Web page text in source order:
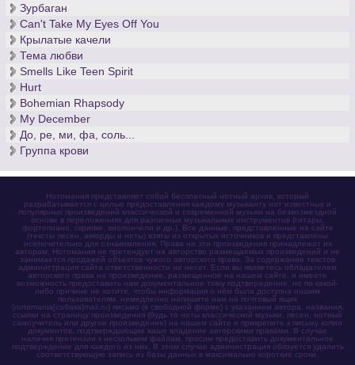
Зурбаган
Can't Take My Eyes Off You
Крылатые качели
Тема любви
Smells Like Teen Spirit
Hurt
Bohemian Rhapsody
My December
До, ре, ми, фа, соль...
Группа крови
Нотомания представляет собой бесплатный нотный архив, который
разрабатывается с целью предоставления каждому музыканту нот известных и
популярных произведений классической и современной музыки на безвозмездной
основе в переложениях для различных музыкальных инструментов (гитары,
фортепиано, скрипки, виолончели и др.). Все данные, представленные на сайте
(тексты песен, аккорды и ноты) взяты из открытых источников и представлены
исключительно для ознакомления. Права на эти произведения принадлежат их
авторам. Нотомания не претендует на авторство размещаемых произведений и не
занимается продажей объектов чужого авторского права. За содержание текстов
администрация сайта ответственности не несет. Если вы являетесь обладателем
авторского права на произведение, размещенное на нашем сайте, и имеете
возможность предоставить нам документальное тому подтверждение, но по какой-
либо причине не хотите, чтобы информация о нём была доступна нашим
пользователям, немедленно напишите нам на почтовый ящик
(notomania[собака]mail.ru) письмо (в свободной форме) с указанием автора, названия,
ссылки на страницу произведения (будь то ноты классической музыки, песен, нотный
самоучитель или другое произведение) на нашем сайте и прикрепите к письму копии
документов, подтверждающие ваше владение авторскими правами. В случае
наличия претензии к нескольким файлам, просим предоставить документальное
подтверждение для каждого из них. В этом случае администрация обязуется удалить
соответствующую запись из базы данных в максимально короткие сроки.